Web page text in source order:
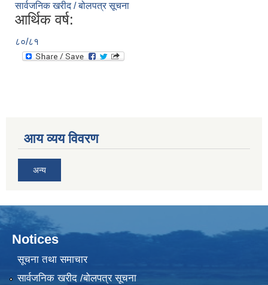
सार्वजनिक खरीद / बोलपत्र सूचना
आर्थिक वर्ष:
८०/८१
आय व्यय विवरण
अन्य
Notices
सूचना तथा समाचार
सार्वजनिक खरीद /बोलपत्र सूचना